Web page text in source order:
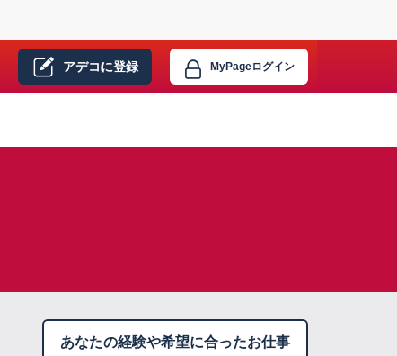
アデコに登録 MyPageログイン
あなたの経験や希望に合ったお仕事